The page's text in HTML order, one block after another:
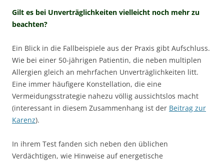
Gilt es bei Unverträglichkeiten vielleicht noch mehr zu
beachten?
Ein Blick in die Fallbeispiele aus der Praxis gibt Aufschluss.
Wie bei einer 50-jährigen Patientin, die neben multiplen
Allergien gleich an mehrfachen Unverträglichkeiten litt.
Eine immer häufigere Konstellation, die eine
Vermeidungsstrategie nahezu völlig aussichtslos macht
(interessant in diesem Zusammenhang ist der Beitrag zur
Karenz).
In ihrem Test fanden sich neben den üblichen
Verdächtigen, wie Hinweise auf energetische